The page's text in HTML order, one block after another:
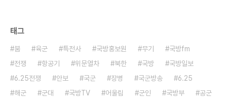
태그
붐 육군 특전사 국방홍보원 무기
국방fm
전쟁
항공기 위문열차 북한 국방
국방일보
6.25전쟁
안보 국군 장병 국군방송
6.25
해군
군대 국방TV 어울림 군인 국방부
공군